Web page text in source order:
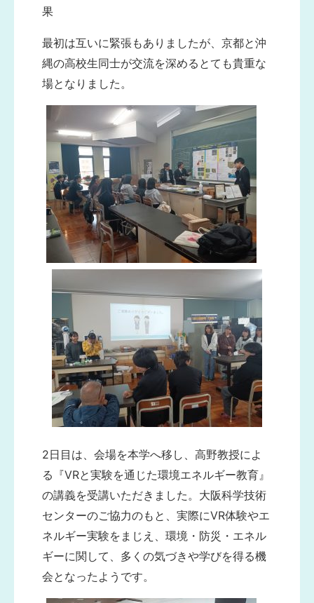
果
最初は互いに緊張もありましたが、京都と沖
縄の高校生同士が交流を深めるとても貴重な
場となりました。
2日目は、会場を本学へ移し、高野教授によ
る『VRと実験を通じた環境エネルギー教育』
の講義を受講いただきました。大阪科学技術
センターのご協力のもと、実際にVR体験やエ
ネルギー実験をまじえ、環境・防災・エネル
ギーに関して、多くの気づきや学びを得る機
会となったようです。